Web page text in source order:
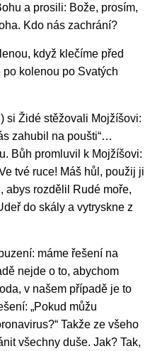
a prosili: Bože, prosím,
Kdo nás zachrání?
když klečíme před
kolenou po Svatých
si Židé stěžovali Mojžíšovi:
zahubil na poušti“…
Bůh promluvil k Mojžíšovi:
tvé ruce! Máš hůl, použij ji
abys rozdělil Rudé moře,
do skály a vytryskne z
máme řešení na
nejde o to, abychom
v našem případě je to
„Pokud můžu
Takže ze všeho
všechny duše. Jak? Tak,